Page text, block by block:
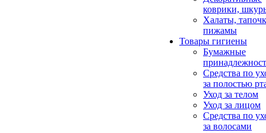
коврики,
Халаты,
пижамы
Товары гигиены
Бумажные
Средства по
за полостью
Уход за телом
Уход за лицом
Средства по
за волосами